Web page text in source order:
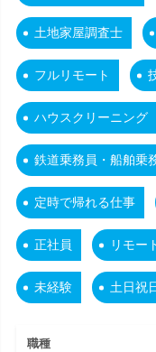
土地家屋調査士
フルリモート
ハウスクリーニング
鉄道乗務員・船舶乗
定時で帰れる仕事
正社員 リモー
未経験 土日祝
職種